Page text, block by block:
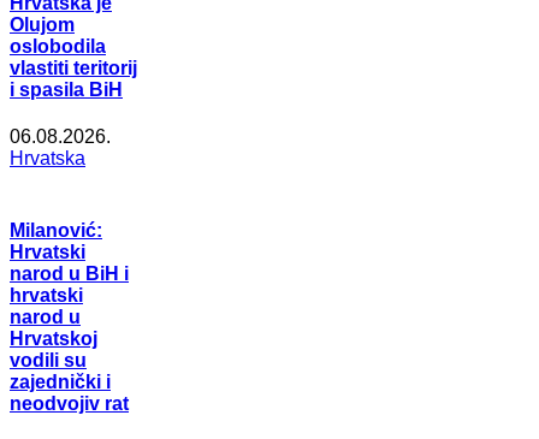
Olujom
oslobodila
vlastiti teritorij
i spasila BiH
06.08.2026.
Hrvatska
Milanović:
Hrvatski
narod u BiH i
hrvatski
narod u
Hrvatskoj
vodili su
zajednički i
neodvojiv rat